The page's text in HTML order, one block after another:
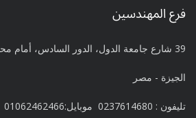
فرع المهندسين
39 شارع جامعة الدول، الدور السادس، أمام محطة مترو جامعة الدول.
الجيزة - مصر
تليفون : 0237614680 موبايل:01062462466